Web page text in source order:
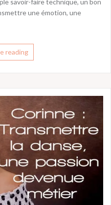
une émotion, une
reading